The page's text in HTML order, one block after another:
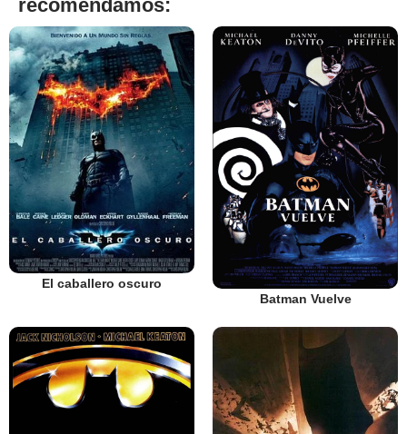
recomendamos:
El caballero oscuro
Batman Vuelve